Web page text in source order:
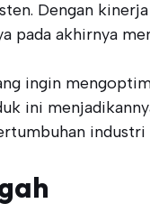
Dengan
akhirnya
ingin
ini
industri